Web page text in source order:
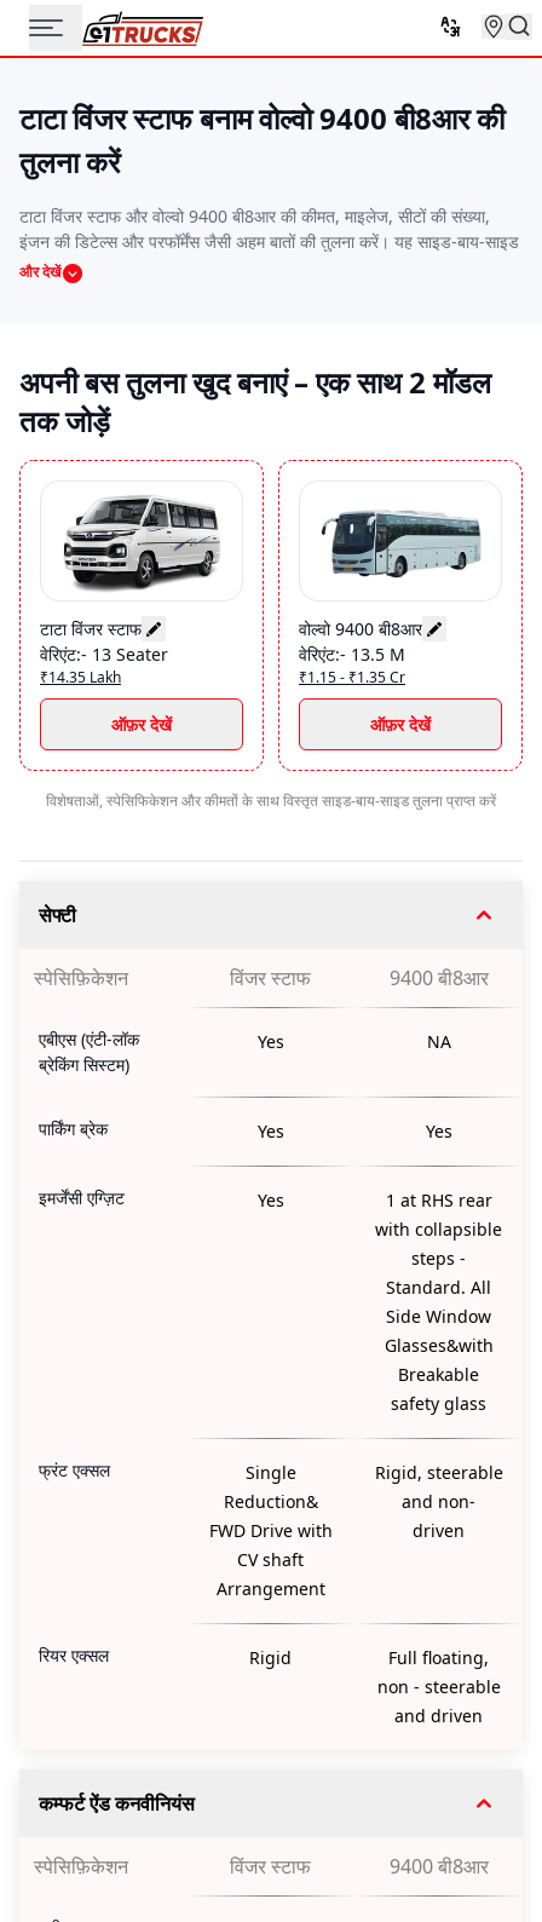
टाटा विंजर स्टाफ बनाम वोल्वो 9400 बी8आर की
तुलना करें
टाटा विंजर स्टाफ और वोल्वो 9400 बी8आर की कीमत, माइलेज, सीटों की संख्या,
इंजन की डिटेल्स और परफॉर्मेंस जैसी अहम बातों की तुलना करें। यह साइड-बाय-साइड
तुलना आपको वो बस चुनने में मदद करेगी जो आपके बजट, रूट और यात्रियों की
और देखें
अपनी बस तुलना खुद बनाएं – एक साथ 2 मॉडल
तक जोड़ें
टाटा विंजर स्टाफ
वेरिएंट:- 13 Seater
₹14.35 Lakh
ऑफ़र देखें
वोल्वो 9400 बी8आर
वेरिएंट:- 13.5 M
₹1.15 - ₹1.35 Cr
ऑफ़र देखें
विशेषताओं, स्पेसिफिकेशन और कीमतों के साथ विस्तृत साइड-बाय-साइड तुलना प्राप्त करें
सेफ्टी
स्पेसिफ़िकेशन विंजर स्टाफ 9400 बी8आर
एबीएस (एंटी-लॉक
ब्रेकिंग सिस्टम)
Yes NA
पार्किंग ब्रेक Yes Yes
इमर्जेंसी एग्ज़िट Yes
1 at RHS rear
with collapsible
steps -
Standard. All
Side Window
Glasses&with
Breakable
safety glass
फ्रंट एक्सल
Single
Reduction&
FWD Drive with
CV shaft
Arrangement
Rigid, steerable
and non-
driven
रियर एक्सल Rigid
Full floating,
non - steerable
and driven
कम्फर्ट ऐंड कनवीनियंस
स्पेसिफ़िकेशन विंजर स्टाफ 9400 बी8आर